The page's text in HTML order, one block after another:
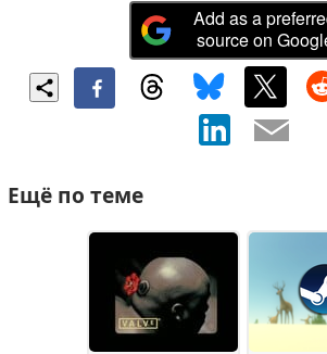
Add as a
source on
Ещё по теме